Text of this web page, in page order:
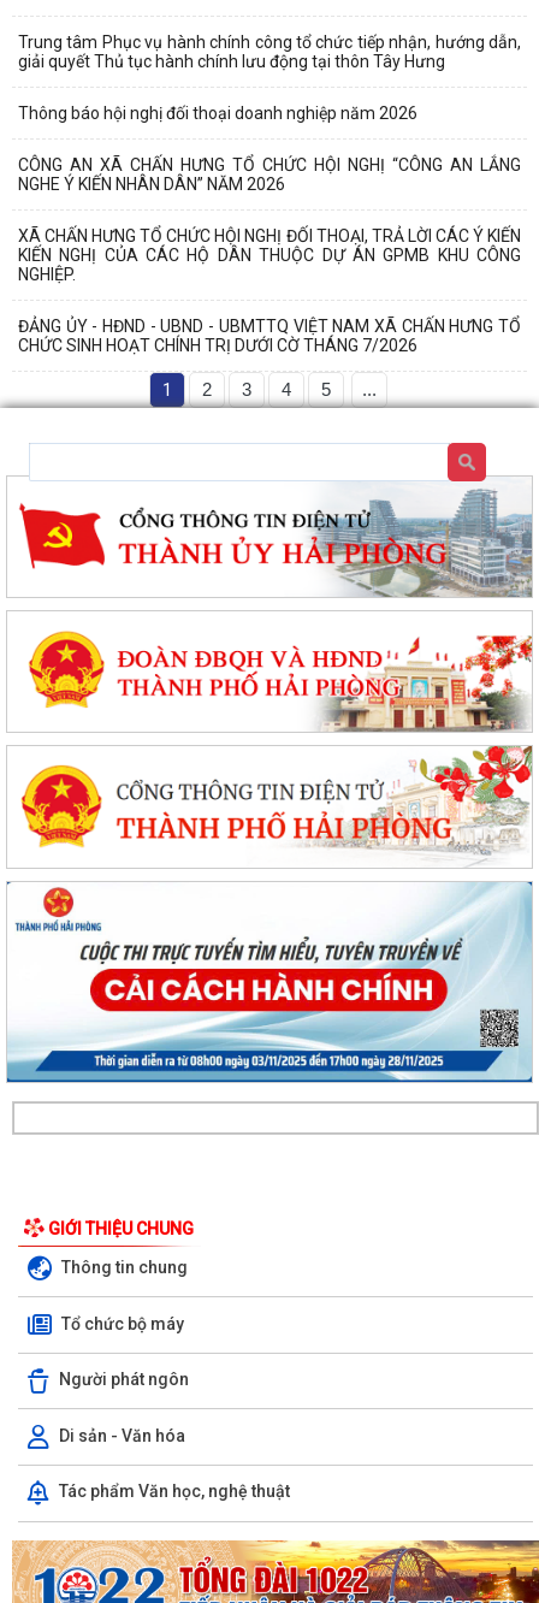
Trung tâm Phục vụ hành chính công tổ chức tiếp nhận, hướng dẫn,
giải quyết Thủ tục hành chính lưu động tại thôn Tây Hưng
Thông báo hội nghị đối thoại doanh nghiệp năm 2026
CÔNG AN XÃ CHẤN HƯNG TỔ CHỨC HỘI NGHỊ “CÔNG AN LẮNG
NGHE Ý KIẾN NHÂN DÂN” NĂM 2026
XÃ CHẤN HƯNG TỔ CHỨC HỘI NGHỊ ĐỐI THOẠI, TRẢ LỜI CÁC Ý KIẾN
KIẾN NGHỊ CỦA CÁC HỘ DÂN THUỘC DỰ ÁN GPMB KHU CÔNG
NGHIỆP.
ĐẢNG ỦY - HĐND - UBND - UBMTTQ VIỆT NAM XÃ CHẤN HƯNG TỔ
CHỨC SINH HOẠT CHÍNH TRỊ DƯỚI CỜ THÁNG 7/2026
1 2 3 4 5 ...
GIỚI THIỆU CHUNG
Thông tin chung
Tổ chức bộ máy
Người phát ngôn
Di sản - Văn hóa
Tác phẩm Văn học, nghệ thuật
trong chuyển đổi số vì sức khỏe cộng...
mô hình "Giải quyết thủ tục hành...
chức Kỳ họp thứ 3 HĐND xã
Hướng tới kỷ niệm 79 năm Ngày Thương binh - Liệt sĩ (27/7/1947 -
27/7/2026), xã Chấn Hưng tổ chức...
địa tiến độ giải phóng mặt bằng,...
Xã Chấn Hưng tổ chức Hội nghị hướng dẫn hộ kinh doanh hoàn thiện